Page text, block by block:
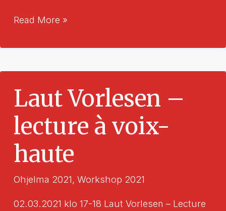
Monikielisyys
Read More »
Laut Vorlesen –
lecture à voix-
haute
Ohjelma 2021,Workshop 2021
02.03.2021 klo 17-18 Laut Vorlesen – Lecture